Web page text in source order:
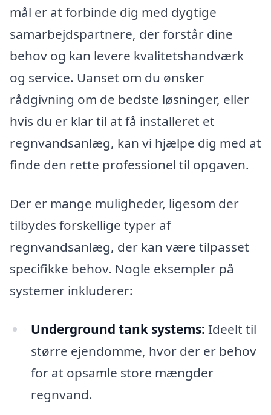
mål er at forbinde dig med dygtige
samarbejdspartnere, der forstår dine
behov og kan levere kvalitetshandværk
og service. Uanset om du ønsker
rådgivning om de bedste løsninger, eller
hvis du er klar til at få installeret et
regnvandsanlæg, kan vi hjælpe dig med at
finde den rette professionel til opgaven.
Der er mange muligheder, ligesom der
tilbydes forskellige typer af
regnvandsanlæg, der kan være tilpasset
specifikke behov. Nogle eksempler på
systemer inkluderer:
Underground tank systems: Ideelt til
større ejendomme, hvor der er behov
for at opsamle store mængder
regnvand.